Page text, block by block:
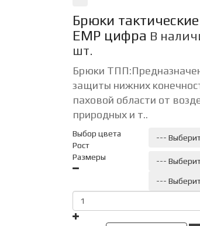
Брюки
ЕМР цифра В
шт.
Брюки
защиты нижних
паховой области от
природных и т..
Выбор цвета
---
Рост
---
Размеры
---